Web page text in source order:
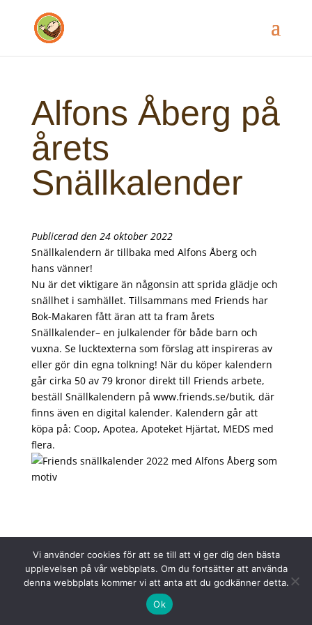
Alfons Åberg på
årets
Snällkalender
Publicerad den 24 oktober 2022
Snällkalendern är tillbaka med Alfons Åberg och
hans vänner!
Nu är det viktigare än någonsin att sprida glädje och
snällhet i samhället. Tillsammans med Friends har
Bok-Makaren fått äran att ta fram årets
Snällkalender– en julkalender för både barn och
vuxna. Se lucktexterna som förslag att inspireras av
eller gör din egna tolkning! När du köper kalendern
går cirka 50 av 79 kronor direkt till Friends arbete,
beställ Snällkalendern på www.friends.se/butik, där
finns även en digital kalender. Kalendern går att
köpa på: Coop, Apotea, Apoteket Hjärtat, MEDS med
flera.
maj 2026
april 2026
Nyheter
På gång
Vi använder cookies för att se till att vi ger dig den bästa
upplevelsen på vår webbplats. Om du fortsätter att använda
denna webbplats kommer vi att anta att du godkänner detta.
Ok